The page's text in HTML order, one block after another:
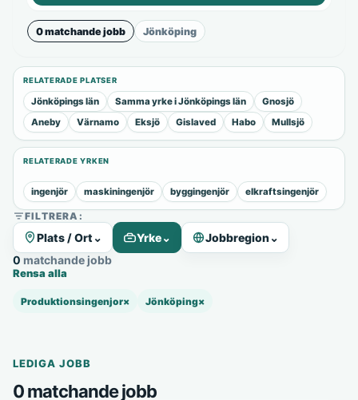
0 matchande jobb Jönköping
RELATERADE PLATSER
Jönköpings län Samma yrke i Jönköpings län
Gnosjö
Aneby
Värnamo Eksjö Gislaved Habo Mullsjö
RELATERADE YRKEN
ingenjör maskiningenjör byggingenjör elkraftsingenjör
FILTRERA:
Plats / Ort ⌄ Yrke⌄ Jobbregion⌄
0 matchande jobb
Rensa alla
Produktionsingenjor× Jönköping×
LEDIGA JOBB
0 matchande jobb